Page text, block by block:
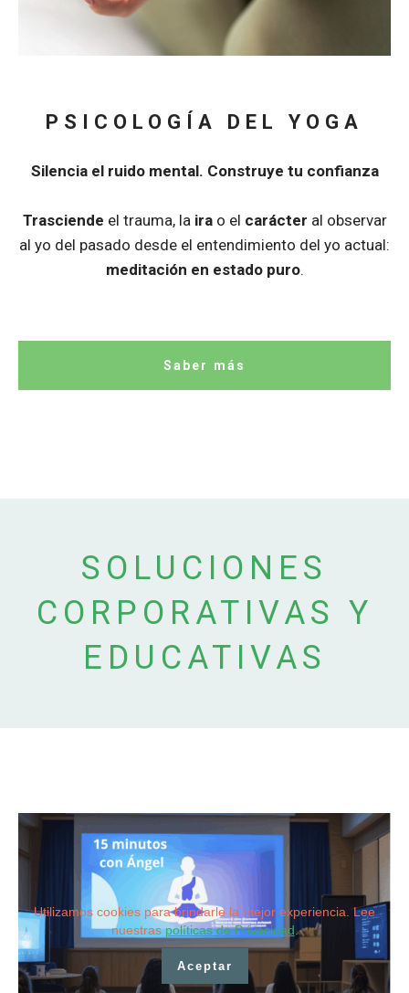
PSICOLOGÍA DEL YOGA
Silencia el ruido mental. Construye tu confianza
Trasciende el trauma, la ira o el carácter al observar
al yo del pasado desde el entendimiento del yo actual:
meditación en estado puro.
Saber más
SOLUCIONES
CORPORATIVAS Y
EDUCATIVAS
Utilizamos cookies para brindarle la mejor experiencia. Lee
nuestraspolíticas de Privacidad.
Aceptar